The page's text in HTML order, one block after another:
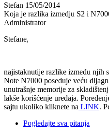
Stefan 15/05/2014
Koja je razlika izmedju S2 i
Administrator
Stefane,
najistaknutije razlike između njih
Note N7000 poseduje veću
unutrašnje memorije za
lakše korišćenje uređaja.
sajtu ukoliko kliknete na LINK.
Pogledajte sva pitanja